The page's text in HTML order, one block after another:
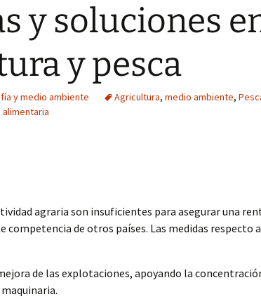
y soluciones
y pesca
y medio ambiente Agricultura, medio ambiente,
agraria son insuficientes para asegurar una
competencia de otros países. Las medidas respecto a
de las explotaciones, apoyando la